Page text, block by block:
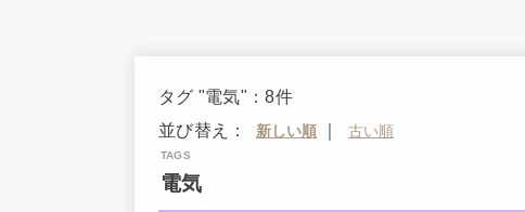
タグ "電気"：8件
並び替え：
｜
電気